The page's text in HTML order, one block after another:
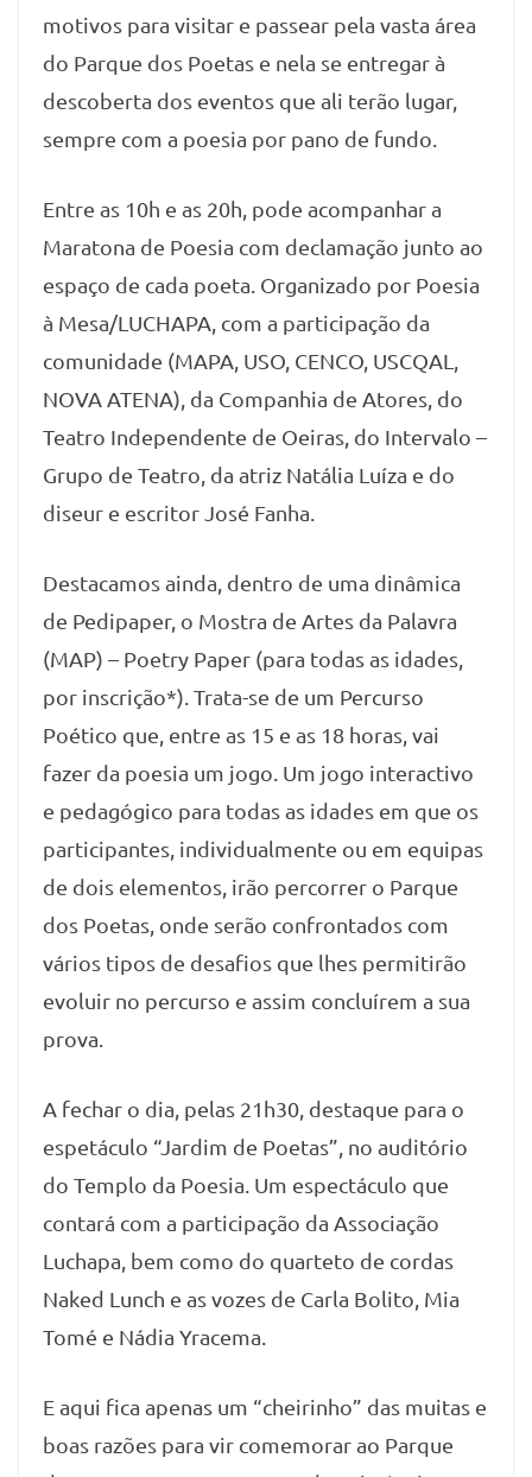
motivos para visitar e passear pela vasta área
do Parque dos Poetas e nela se entregar à
descoberta dos eventos que ali terão lugar,
sempre com a poesia por pano de fundo.
Entre as 10h e as 20h, pode acompanhar a
Maratona de Poesia com declamação junto ao
espaço de cada poeta. Organizado por Poesia
à Mesa/LUCHAPA, com a participação da
comunidade (MAPA, USO, CENCO, USCQAL,
NOVA ATENA), da Companhia de Atores, do
Teatro Independente de Oeiras, do Intervalo –
Grupo de Teatro, da atriz Natália Luíza e do
diseur e escritor José Fanha.
Destacamos ainda, dentro de uma dinâmica
de Pedipaper, o Mostra de Artes da Palavra
(MAP) – Poetry Paper (para todas as idades,
por inscrição*). Trata-se de um Percurso
Poético que, entre as 15 e as 18 horas, vai
fazer da poesia um jogo. Um jogo interactivo
e pedagógico para todas as idades em que os
participantes, individualmente ou em equipas
de dois elementos, irão percorrer o Parque
dos Poetas, onde serão confrontados com
vários tipos de desafios que lhes permitirão
evoluir no percurso e assim concluírem a sua
prova.
A fechar o dia, pelas 21h30, destaque para o
espetáculo “Jardim de Poetas”, no auditório
do Templo da Poesia. Um espectáculo que
contará com a participação da Associação
Luchapa, bem como do quarteto de cordas
Naked Lunch e as vozes de Carla Bolito, Mia
Tomé e Nádia Yracema.
E aqui fica apenas um “cheirinho” das muitas e
boas razões para vir comemorar ao Parque